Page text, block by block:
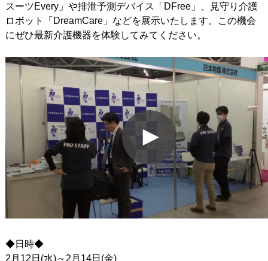
スーツEvery」や排泄予測デバイス「DFree」、見守り介護
ロボット「DreamCare」などを展示いたします。この機会
にぜひ最新介護機器を体験してみてください。
◆日時◆
2月12日(水)～2月14日(金)